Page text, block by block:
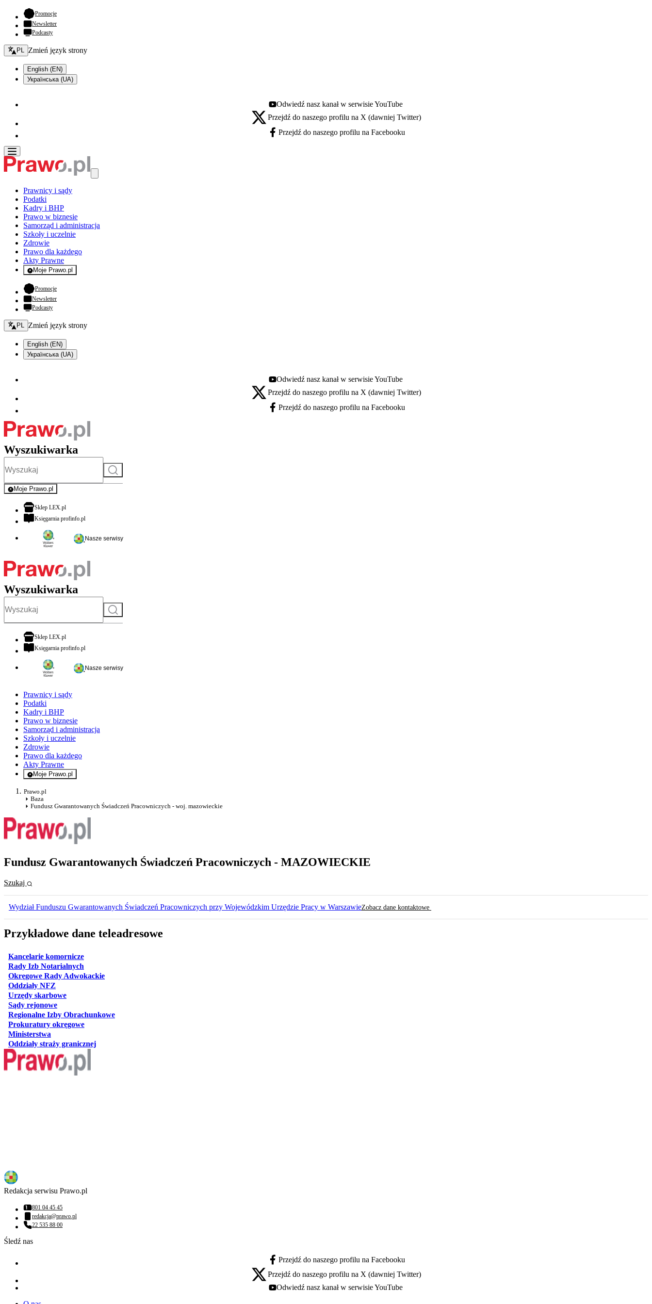
Promocje- otwiera się w nowej karcie
Newsletter
Podcasty
Zmień język - bieżący:
PL Zmień język strony
English (EN)
Українська (UA)
Youtube - otwiera się w nowej karcie
Odwiedź nasz kanał w serwisie YouTube
X - otwiera się w nowej karcie
Przejdź do naszego profilu na X (dawniej Twitter)
Facebook - otwiera się w nowej karcie
Przejdź do naszego profilu na Facebooku
Prawnicy i sądy
Podatki
Kadry i BHP
Prawo w biznesie
Samorząd i administracja
Szkoły i uczelnie
Zdrowie
Prawo dla każdego
Akty Prawne
Moje Prawo.pl
- rejestracja i logowanie do serwisu
Promocje- otwiera się w nowej karcie
Newsletter
Podcasty
Zmień język - bieżący:
PL Zmień język strony
English (EN)
Українська (UA)
Youtube - otwiera się w nowej karcie
Odwiedź nasz kanał w serwisie YouTube
X - otwiera się w nowej karcie
Przejdź do naszego profilu na X (dawniej Twitter)
Facebook - otwiera się w nowej karcie
Przejdź do naszego profilu na Facebooku
Wyszukiwarka
Szukaj
Moje Prawo.pl
- rejestracja i logowanie do serwisu
Sklep LEX.plotwiera się w nowej karcie
Księgarnia profinfo.plotwiera się w nowej karcie
Nasze serwisy
Wyszukiwarka
Szukaj
Sklep LEX.plotwiera się w nowej karcie
Księgarnia profinfo.plotwiera się w nowej karcie
Nasze serwisy
Prawnicy i sądy
Podatki
Kadry i BHP
Prawo w biznesie
Samorząd i administracja
Szkoły i uczelnie
Zdrowie
Prawo dla każdego
Akty Prawne
Moje Prawo.pl
- rejestracja i logowanie do serwisu
Prawo.pl
Baza
Fundusz Gwarantowanych Świadczeń Pracowniczych - woj. mazowieckie
Fundusz Gwarantowanych Świadczeń Pracowniczych - MAZOWIECKIE
Szukaj
Wydział Funduszu Gwarantowanych Świadczeń Pracowniczych przy Wojewódzkim Urzędzie Pracy w WarszawieZobacz dane kontaktowe
Przykładowe dane teleadresowe
Kancelarie komorniczeotwiera się w nowej karcie
Rady Izb Notarialnych
Okręgowe Rady Adwokackieotwiera się w nowej karcie
Oddziały NFZ
Urzędy skarboweotwiera się w nowej karcie
Sądy rejonoweotwiera się w nowej karcie
Regionalne Izby Obrachunkoweotwiera się w nowej karcie
Prokuratury okręgoweotwiera się w nowej karcie
Ministerstwa
Oddziały straży granicznejotwiera się w nowej karcie
Redakcja serwisu Prawo.pl
Numer telefonu:
801 04 45 45
Adres email:
redakcja@prawo.pl
Numer telefonu:
22 535 88 00
Śledź nas
facebook - otwiera się w nowej karcie
Przejdź do naszego profilu na Facebooku
x - otwiera się w nowej karcie
Przejdź do naszego profilu na X (dawniej Twitter)
youtube - otwiera się w nowej karcie
Odwiedź nasz kanał w serwisie YouTube